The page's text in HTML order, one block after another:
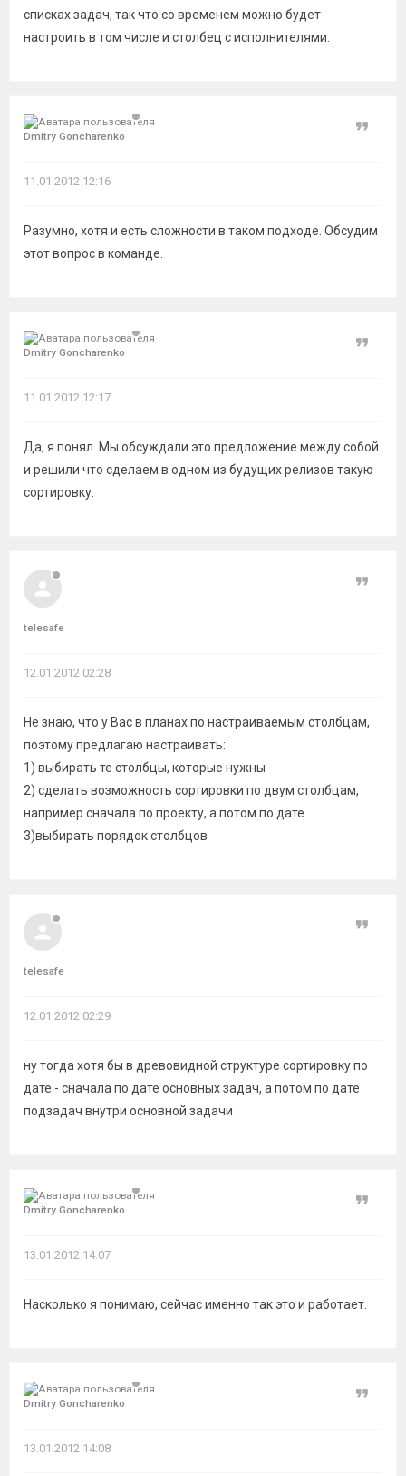
списках задач, так что со временем можно будет
настроить в том числе и столбец с исполнителями.
Dmitry Goncharenko
Цитата
11.01.2012 12:16
Разумно, хотя и есть сложности в таком подходе. Обсудим
этот вопрос в команде.
Dmitry Goncharenko
Цитата
11.01.2012 12:17
Да, я понял. Мы обсуждали это предложение между собой
и решили что сделаем в одном из будущих релизов такую
сортировку.
telesafe
Цитата
12.01.2012 02:28
Не знаю, что у Вас в планах по настраиваемым столбцам,
поэтому предлагаю настраивать:
1) выбирать те столбцы, которые нужны
2) сделать возможность сортировки по двум столбцам,
например сначала по проекту, а потом по дате
3)выбирать порядок столбцов
telesafe
Цитата
12.01.2012 02:29
ну тогда хотя бы в древовидной структуре сортировку по
дате - сначала по дате основных задач, а потом по дате
подзадач внутри основной задачи
Dmitry Goncharenko
Цитата
13.01.2012 14:07
Насколько я понимаю, сейчас именно так это и работает.
Dmitry Goncharenko
Цитата
13.01.2012 14:08